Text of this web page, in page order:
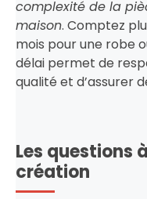
complexité de la
maison. Comptez
mois pour une robe
délai permet de
qualité et d’assurer
Les questions
création